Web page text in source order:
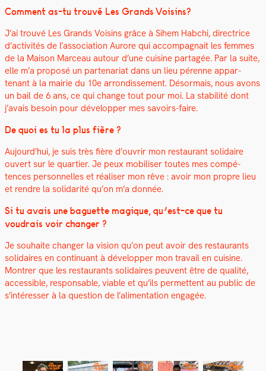
Com­ment as-tu trou­vé Les Grands Voisins?
J’ai trou­vé Les Grands Voisins grâce à Sihem Habchi, direc­trice
d’activités de l’association Aurore qui accom­pa­g­nait les femmes
de la Mai­son Marceau autour d’une cui­sine partagée. Par la suite,
elle m’a pro­posé un parte­nar­i­at dans un lieu pérenne appar­
tenant à la mairie du 10e arrondisse­ment. Désor­mais, nous avons
un bail de 6 ans, ce qui change tout pour moi. La sta­bil­ité dont
j’avais besoin pour dévelop­per mes savoirs-faire.
De quoi es tu la plus fière ?
Aujourd’hui, je suis très fière d’ouvrir mon restau­rant sol­idaire
ouvert sur le quarti­er. Je peux mobilis­er toutes mes com­pé­
tences per­son­nelles et réalis­er mon rêve : avoir mon pro­pre lieu
et ren­dre la sol­i­dar­ité qu’on m’a don­née.
Si tu avais une baguette mag­ique, qu’est-ce que tu
voudrais voir chang­er ?
Je souhaite chang­er la vision qu’on peut avoir des restau­rants
sol­idaires en con­tin­u­ant à dévelop­per mon tra­vail en cui­sine.
Mon­tr­er que les restau­rants sol­idaires peu­vent être de qual­ité,
acces­si­ble, respon­s­able, viable et qu’ils per­me­t­tent au pub­lic de
s’in­téress­er à la ques­tion de l’alimentation engagée.